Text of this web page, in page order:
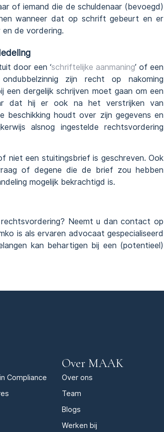
of iemand die de schuldenaar (bevoegd)
wanneer dat op schrift gebeurt en er
de vordering.
door een ‘schriftelijke aanmaning’ of een
zijn recht op nakoming
dergelijk schrijven moet gaan om een
dat hij er ook na het verstrijken van
beschikking houdt over zijn gegevens en
alsnog ingestelde rechtsvordering
niet een stuitingsbrief is geschreven. Ook
of degene die de brief zou hebben
mogelijk bekrachtigd is.
Neemt u dan contact op
is als ervaren advocaat gespecialiseerd
kan behartigen bij een (potentieel)
Compliance
Over MAAK
Over ons
Team
Blogs
Werken bij